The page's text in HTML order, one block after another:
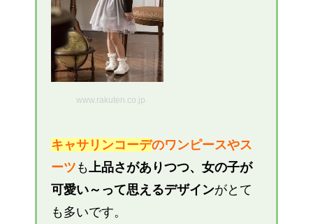
www.rakuten.co.jp
キャサリンコーデのワンピースやス
ーツ も上品さがありつつ、女の子が
可愛い～って思えるデザインがとて
も多いです。